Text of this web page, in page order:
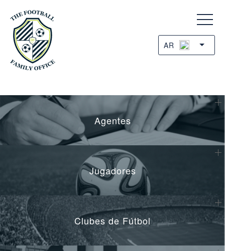
AR
Agentes
Jugadores
Clubes de Fútbol